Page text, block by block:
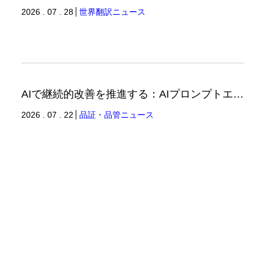
2026 . 07 . 28 世界翻訳ニュース
AIで継続的改善を推進する：AIプロンプトエンジニアリングへの品質思考の適用-2（品証品管ニュース）
2026 . 07 . 22 品証・品管ニュース